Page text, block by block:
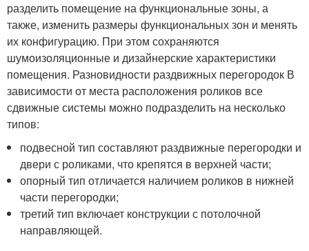
разделить помещение на функциональные зоны, а
также, изменить размеры функциональных зон и менять
их конфигурацию. При этом сохраняются
шумоизоляционные и дизайнерские характеристики
помещения. Разновидности раздвижных перегородок В
зависимости от места расположения роликов все
сдвижные системы можно подразделить на несколько
типов:
подвесной тип составляют раздвижные перегородки и
двери с роликами, что крепятся в верхней части;
опорный тип отличается наличием роликов в нижней
части перегородки;
третий тип включает конструкции с потолочной
направляющей.